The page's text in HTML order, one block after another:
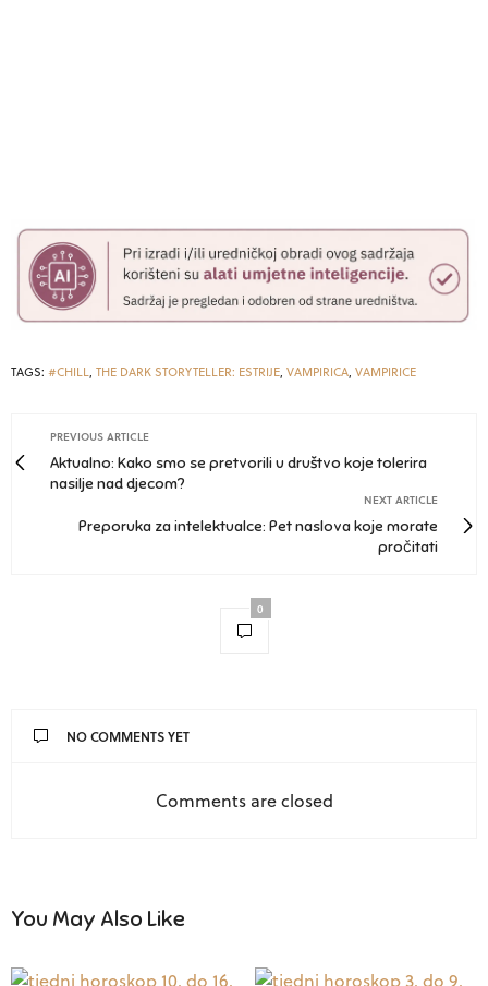
TAGS: #CHILL, THE DARK STORYTELLER: ESTRIJE, VAMPIRICA, VAMPIRICE
PREVIOUS ARTICLE
Aktualno: Kako smo se pretvorili u društvo koje tolerira
nasilje nad djecom?
NEXT ARTICLE
Preporuka za intelektualce: Pet naslova koje morate
pročitati
0
NO COMMENTS YET
Comments are closed
You May Also Like